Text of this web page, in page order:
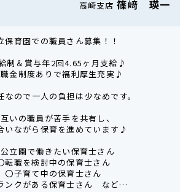
高崎支店篠﨑 瑛一
保育園での職員さん募集！！
制＆賞与年2回4.65ヶ月支給♪
金制度ありで福利厚生充実♪
なので一人の負担は少なめです。
いの職員が苦手を共有し、
いながら保育を進めています♪
立園で働きたい保育士さん
転職を検討中の保育士さん
〇子育て中の保育士さん
ンクがある保育士さん など…